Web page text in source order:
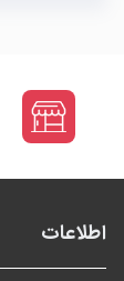
اطلاعات